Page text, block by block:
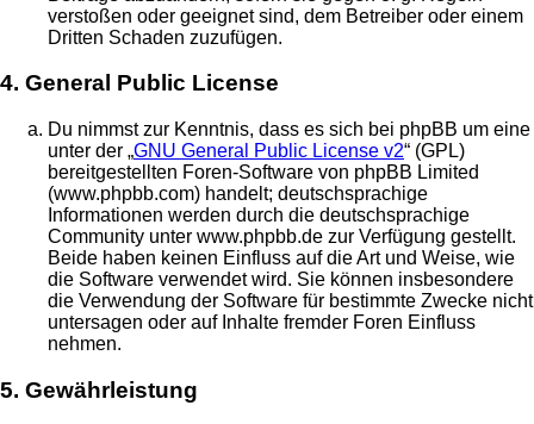
verstoßen oder geeignet sind, dem Betreiber oder einem
Dritten Schaden zuzufügen.
4. General Public License
Du nimmst zur Kenntnis, dass es sich bei phpBB um eine
unter der „GNU General Public License v2“ (GPL)
bereitgestellten Foren-Software von phpBB Limited
(www.phpbb.com) handelt; deutschsprachige
Informationen werden durch die deutschsprachige
Community unter www.phpbb.de zur Verfügung gestellt.
Beide haben keinen Einfluss auf die Art und Weise, wie
die Software verwendet wird. Sie können insbesondere
die Verwendung der Software für bestimmte Zwecke nicht
untersagen oder auf Inhalte fremder Foren Einfluss
nehmen.
5. Gewährleistung